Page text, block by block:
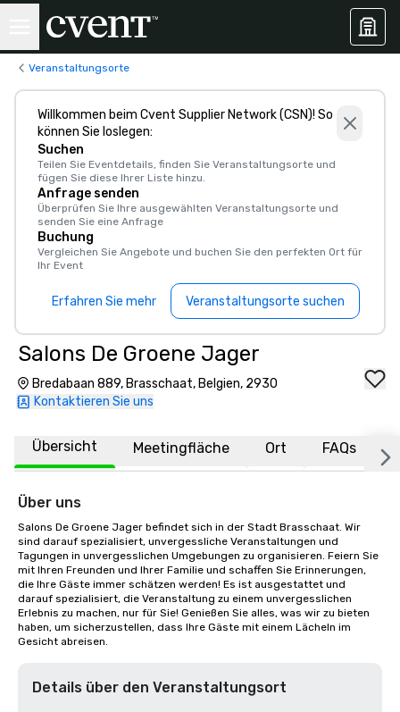
Veranstaltungsorte
Willkommen beim Cvent Supplier Network (CSN)! So
können Sie loslegen:
Suchen
Teilen Sie Eventdetails, finden Sie Veranstaltungsorte und
fügen Sie diese Ihrer Liste hinzu.
Anfrage senden
Überprüfen Sie Ihre ausgewählten Veranstaltungsorte und
senden Sie eine Anfrage
Buchung
Vergleichen Sie Angebote und buchen Sie den perfekten Ort für
Ihr Event
Erfahren Sie mehr Veranstaltungsorte suchen
Salons De Groene Jager
Bredabaan 889, Brasschaat, Belgien, 2930
Kontaktieren Sie uns
Übersicht Meetingfläche Ort FAQs
Über uns
Salons De Groene Jager befindet sich in der Stadt Brasschaat. Wir
sind darauf spezialisiert, unvergessliche Veranstaltungen und
Tagungen in unvergesslichen Umgebungen zu organisieren. Feiern Sie
mit Ihren Freunden und Ihrer Familie und schaffen Sie Erinnerungen,
die Ihre Gäste immer schätzen werden! Es ist ausgestattet und
darauf spezialisiert, die Veranstaltung zu einem unvergesslichen
Erlebnis zu machen, nur für Sie! Genießen Sie alles, was wir zu bieten
haben, um sicherzustellen, dass Ihre Gäste mit einem Lächeln im
Gesicht abreisen.
Details über den Veranstaltungsort